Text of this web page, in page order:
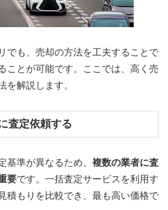
でも、売却の方法を工夫することで
ことが可能です。ここでは、高く売
を解説します。
査定依頼する
基準が異なるため、 複数の業者に査
要です。一括査定サービスを利用す
積もりを比較でき、最も高い価格で